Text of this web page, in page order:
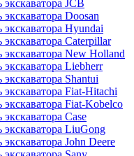
экскаватора JCB
экскаватора Doosan
экскаватора Hyundai
экскаватора Caterpillar
экскаватора New Holland
экскаватора Liebherr
экскаватора Shantui
экскаватора Fiat-Hitachi
экскаватора Fiat-Kobelco
экскаватора Case
экскаватора LiuGong
экскаватора John Deere